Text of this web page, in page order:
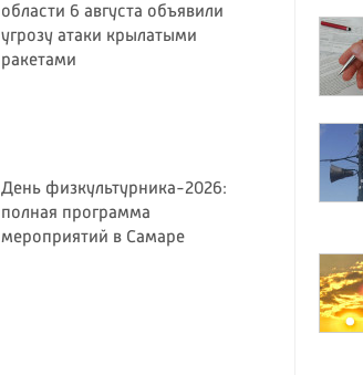
области 6 августа объявили
угрозу атаки крылатыми
ракетами
День физкультурника-2026:
полная программа
мероприятий в Самаре